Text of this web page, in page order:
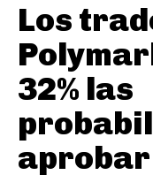
Los
32% las